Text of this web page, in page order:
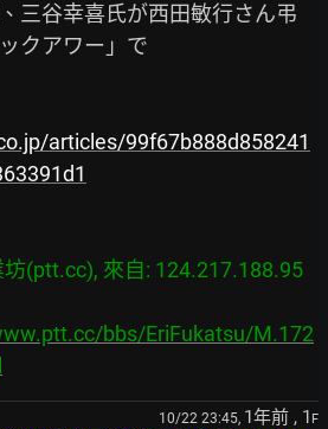
三谷幸喜氏が西田敏行さん弔
クアワー」で
articles/99f67b888d858241
(ptt.cc), 來自: 124.217.188.95
bbs/EriFukatsu/M.172
10/22 23:45, 1年前 , 1 F